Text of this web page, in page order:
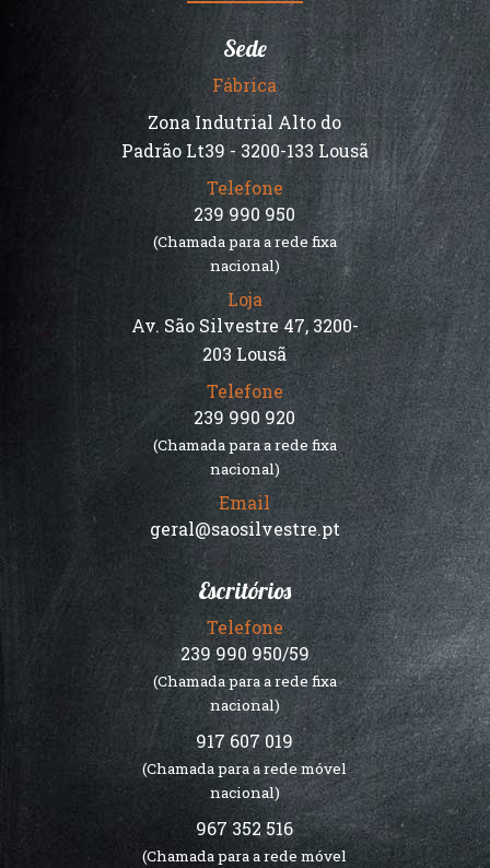
Sede
Fábrica
Zona Indutrial Alto do
Padrão Lt39 - 3200-133 Lousã
Telefone
239 990 950
(Chamada para a rede fixa
nacional)
Loja
Av. São Silvestre 47, 3200-
203 Lousã
Telefone
239 990 920
(Chamada para a rede fixa
nacional)
Email
geral@saosilvestre.pt
Escritórios
Telefone
239 990 950/59
(Chamada para a rede fixa
nacional)
917 607 019
(Chamada para a rede móvel
nacional)
967 352 516
(Chamada para a rede móvel